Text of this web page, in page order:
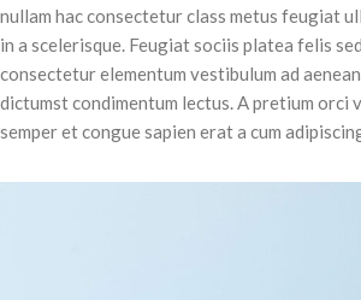
nullam hac consectetur class metus feugiat
in a scelerisque. Feugiat sociis platea felis
consectetur elementum vestibulum ad
dictumst condimentum lectus. A pretium orci
semper et congue sapien erat a cum